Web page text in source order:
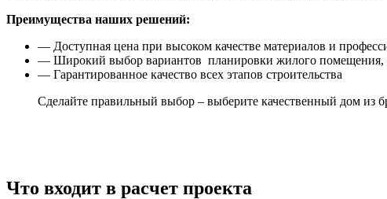
Преимущества наших решений:
— Доступная цена при высоком качестве материалов и
— Широкий выбор вариантов планировки жилого помещения,
— Гарантированное качество всех этапов строительства
Сделайте правильный выбор – выберите качественный дом из
Что входит в расчет проекта